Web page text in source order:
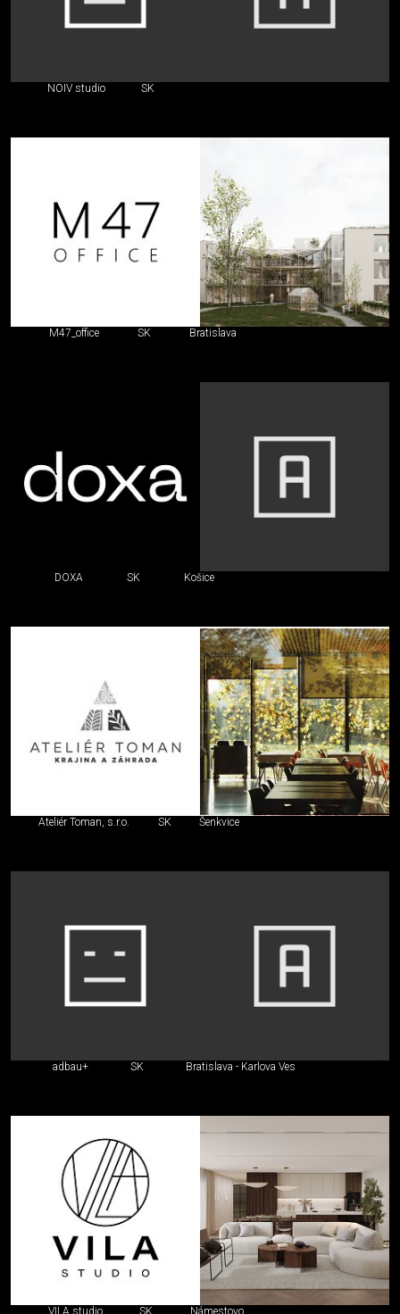
NOIV studio SK
M47_office SK Bratislava
DOXA SK Košice
Ateliér Toman, s.r.o. SK Šenkvice
adbau+ SK Bratislava - Karlova Ves
VILA studio SK Námestovo